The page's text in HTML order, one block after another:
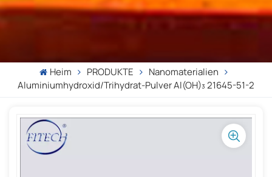
Heim PRODUKTE
Nanomaterialien
Aluminiumhydroxid/Trihydrat-Pulver Al(OH)₃ 21645-51-2